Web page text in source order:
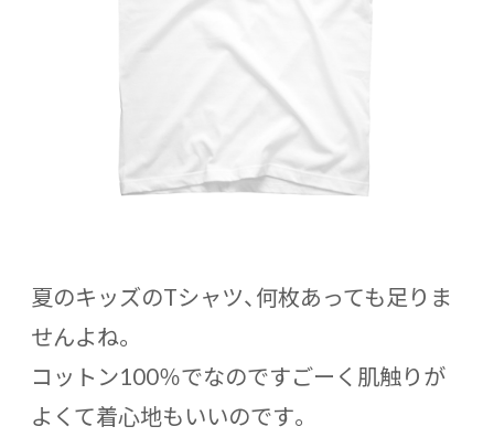
夏のキッズのTシャツ、何枚あっても足りま
せんよね。
コットン100％でなのですごーく肌触りが
よくて着心地もいいのです。